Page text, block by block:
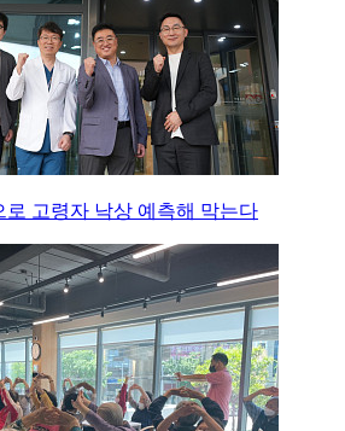
로 고령자 낙상 예측해 막는다